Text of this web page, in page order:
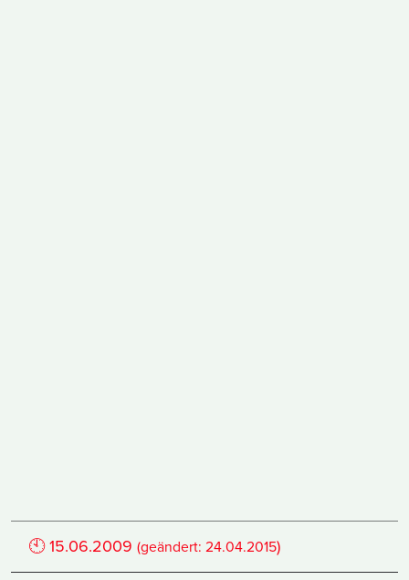
🕙15.06.2009 (geändert:24.04.2015)